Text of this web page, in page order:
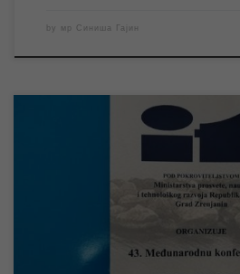
by мр Синиша Гајин
14. октобра у Зрењанину ће бити
конференција „ВОДОВОД И
Зрењанин је покровитељ, а ЈКП
Зрењанин и Друштво инжењера
конференције. Савез инжењера и